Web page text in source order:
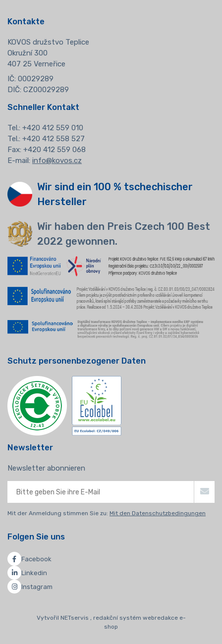
Kontakte
KOVOS družstvo Teplice
Okružní 300
407 25 Verneřice
IČ: 00029289
DIČ: CZ00029289
Schneller Kontakt
Tel.: +420 412 559 010
Tel.: +420 412 558 527
Fax: +420 412 559 068
E-mail: info@kovos.cz
Wir sind ein 100 % tschechischer
Hersteller
Wir haben den Preis Czech 100 Best
2022 gewonnen.
Schutz personenbezogener Daten
Newsletter
Newsletter abonnieren
Mit der Anmeldung stimmen Sie zu: Mit den Datenschutzbedingungen
Folgen Sie uns
Facebook
Linkedin
Instagram
Vytvořil NETservis , redakční systém webredakce e-
shop